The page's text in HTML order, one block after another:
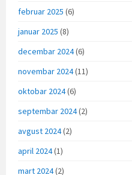
februar 2025 (6)
januar 2025 (8)
decembar 2024(6)
novembar 2024(11)
oktobar 2024(6)
septembar 2024(2)
avgust 2024(2)
april 2024(1)
mart 2024(2)